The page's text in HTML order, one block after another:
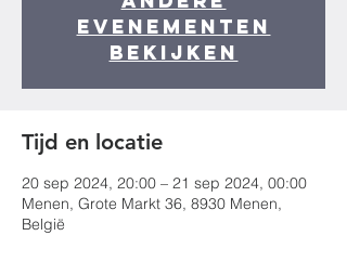
evenementen
bekijken
Tijd en locatie
20 sep 2024, 20:00 – 21 sep 2024, 00:00
Menen, Grote Markt 36, 8930 Menen,
België